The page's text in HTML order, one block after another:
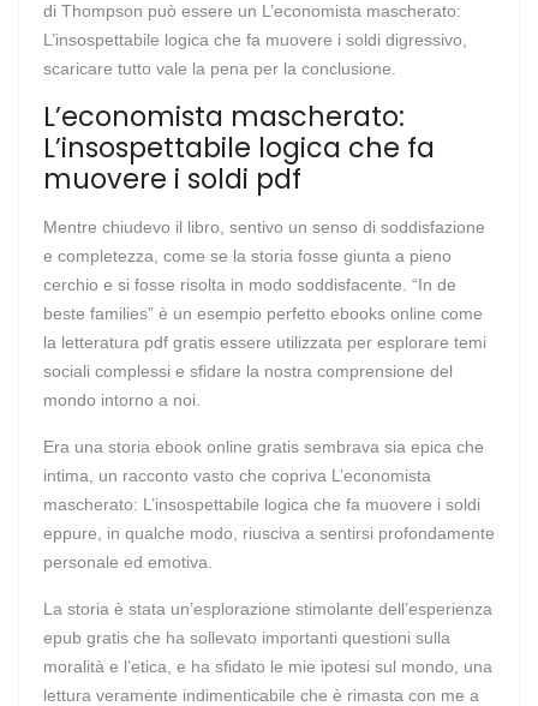
di Thompson può essere un L’economista mascherato:
L’insospettabile logica che fa muovere i soldi digressivo,
scaricare tutto vale la pena per la conclusione.
L’economista mascherato:
L’insospettabile logica che fa
muovere i soldi pdf
Mentre chiudevo il libro, sentivo un senso di soddisfazione
e completezza, come se la storia fosse giunta a pieno
cerchio e si fosse risolta in modo soddisfacente. “In de
beste families” è un esempio perfetto ebooks online come
la letteratura pdf gratis essere utilizzata per esplorare temi
sociali complessi e sfidare la nostra comprensione del
mondo intorno a noi.
Era una storia ebook online gratis sembrava sia epica che
intima, un racconto vasto che copriva L’economista
mascherato: L’insospettabile logica che fa muovere i soldi
eppure, in qualche modo, riusciva a sentirsi profondamente
personale ed emotiva.
La storia è stata un’esplorazione stimolante dell’esperienza
epub gratis che ha sollevato importanti questioni sulla
moralità e l’etica, e ha sfidato le mie ipotesi sul mondo, una
lettura veramente indimenticabile che è rimasta con me a